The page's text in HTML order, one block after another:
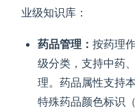
业级知识库：
药品管理： 按药理
级分类，支持中药
理。药品属性支持
特殊药品颜色标识